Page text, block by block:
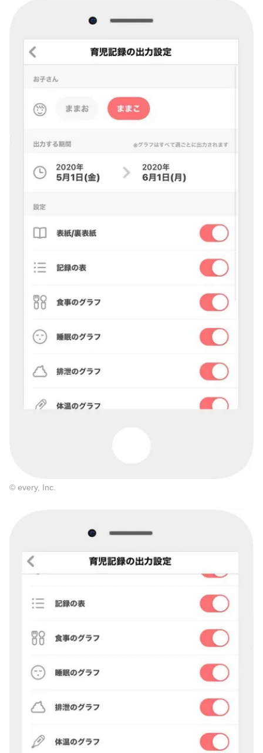
© every, Inc.